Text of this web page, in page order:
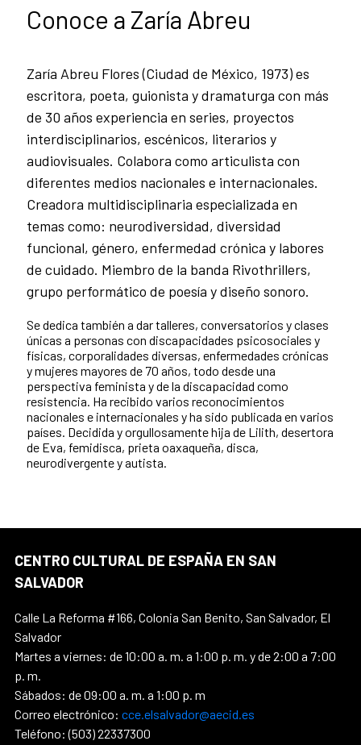
Conoce a Zaría Abreu
Zaría Abreu Flores (Ciudad de México, 1973) es
escritora, poeta, guionista y dramaturga con más
de 30 años experiencia en series, proyectos
interdisciplinarios, escénicos, literarios y
audiovisuales. Colabora como articulista con
diferentes medios nacionales e internacionales.
Creadora multidisciplinaria especializada en
temas como: neurodiversidad, diversidad
funcional, género, enfermedad crónica y labores
de cuidado. Miembro de la banda Rivothrillers,
grupo performático de poesía y diseño sonoro.
Se dedica también a dar talleres, conversatorios y clases
únicas a personas con discapacidades psicosociales y
físicas, corporalidades diversas, enfermedades crónicas
y mujeres mayores de 70 años, todo desde una
perspectiva feminista y de la discapacidad como
resistencia. Ha recibido varios reconocimientos
nacionales e internacionales y ha sido publicada en varios
países. Decidida y orgullosamente hija de Lilith, desertora
de Eva, femidisca, prieta oaxaqueña, disca,
neurodivergente y autista.
CENTRO CULTURAL DE ESPAÑA EN SAN
SALVADOR
Calle La Reforma #166, Colonia San Benito, San Salvador, El
Salvador
Martes a viernes: de 10:00 a. m. a 1:00 p. m. y de 2:00 a 7:00
p. m.
Sábados: de 09:00 a. m. a 1:00 p. m
Correo electrónico: cce.elsalvador@aecid.es
Teléfono: (503) 22337300